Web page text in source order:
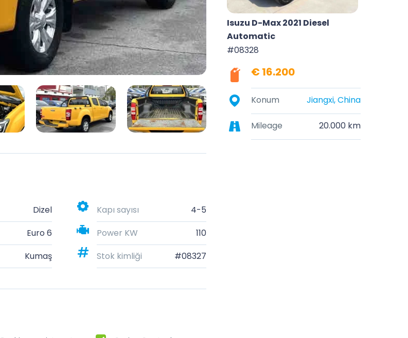
Dizel Kapı sayısı
4-5
Euro 6 Power KW
110
Kumaş Stok kimliği #08327
Isuzu D-Max 2021 Diesel
Automatic
#08328
€ 16.200
Konum Jiangxi, China
Mileage 20.000 km